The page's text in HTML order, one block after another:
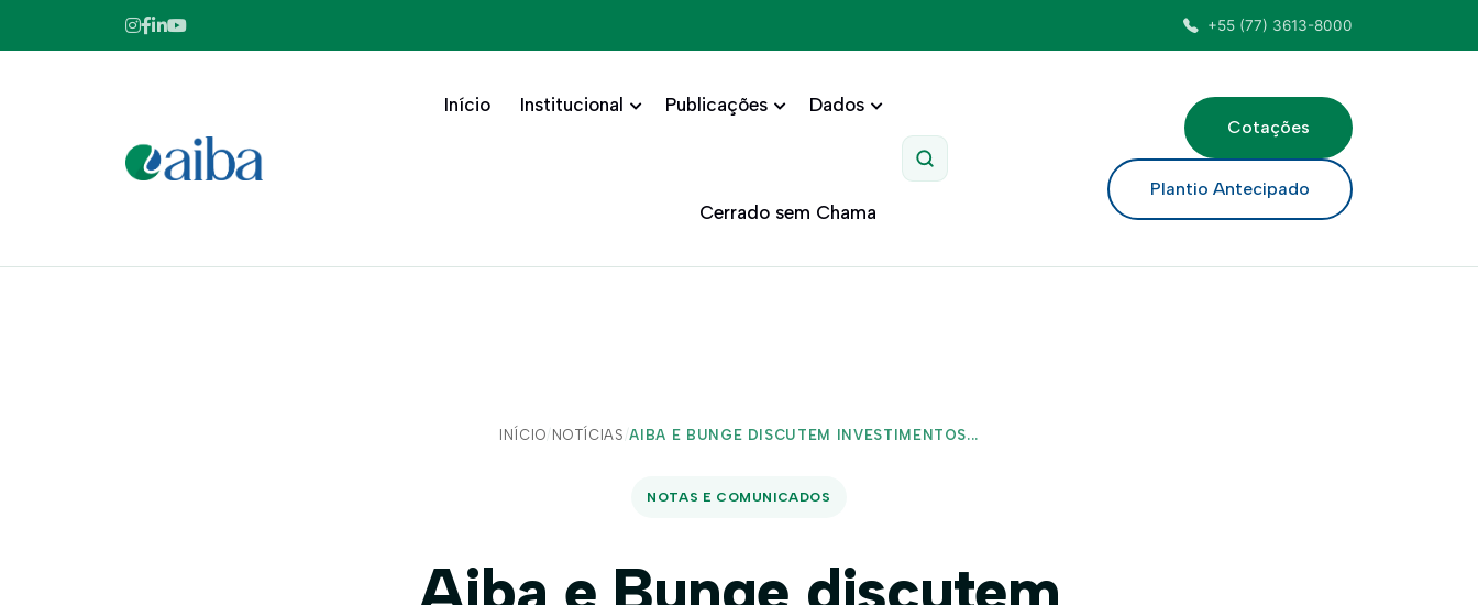
+55 (77) 3613-8000
Início Institucional Publicações Dados
Cerrado sem Chama
Pesquisar
Cotações
Plantio Antecipado
INÍCIO/ NOTÍCIAS /AIBA E BUNGE DISCUTEM INVESTIMENTOS...
NOTAS E COMUNICADOS